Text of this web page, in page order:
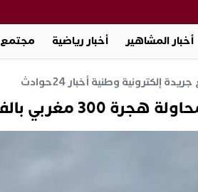
أخبار المشاهير أخبار رياضية مجتمع
إلكترونية وطنية أخبار 24 حوادث
مغربي بالفنيدق والنواحي